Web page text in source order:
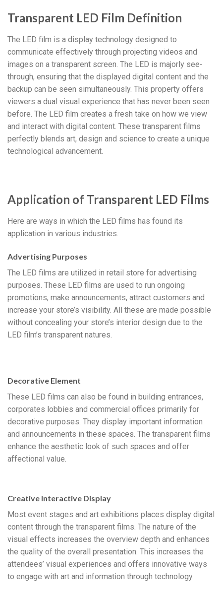
Transparent LED Film Definition
The LED film is a display technology designed to
communicate effectively through projecting videos and
images on a transparent screen. The LED is majorly see-
through, ensuring that the displayed digital content and the
backup can be seen simultaneously. This property offers
viewers a dual visual experience that has never been seen
before. The LED film creates a fresh take on how we view
and interact with digital content. These transparent films
perfectly blends art, design and science to create a unique
technological advancement.
Application of Transparent LED Films
Here are ways in which the LED films has found its
application in various industries.
Advertising Purposes
The LED films are utilized in retail store for advertising
purposes. These LED films are used to run ongoing
promotions, make announcements, attract customers and
increase your store’s visibility. All these are made possible
without concealing your store’s interior design due to the
LED film’s transparent natures.
Decorative Element
These LED films can also be found in building entrances,
corporates lobbies and commercial offices primarily for
decorative purposes. They display important information
and announcements in these spaces. The transparent films
enhance the aesthetic look of such spaces and offer
affectional value.
Creative Interactive Display
Most event stages and art exhibitions places display digital
content through the transparent films The nature of the
visual effects increases the overview depth and enhances
the quality of the overall presentation This increases the
attendees’ visual experiences and offers innovative ways
to engage with art and information through technology.